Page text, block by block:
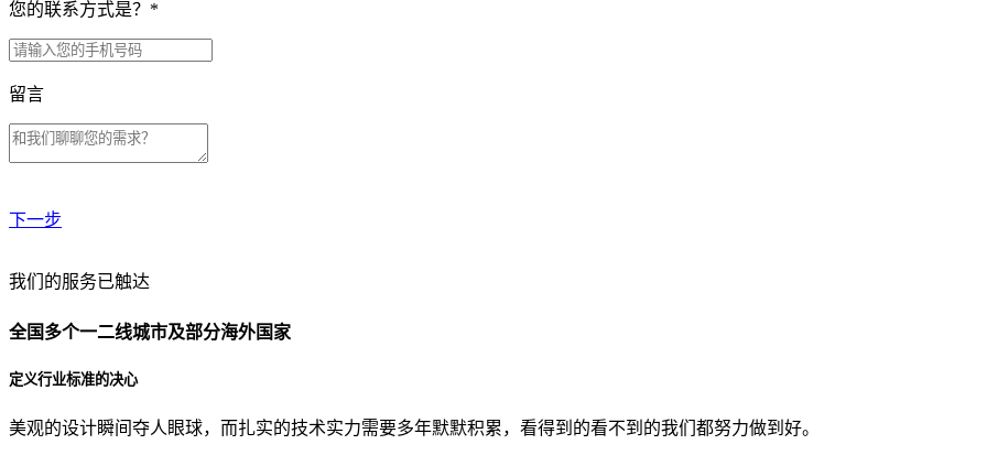
您的联系方式是？ *
留言
下一步
贵公司预算范围是？
贵公司的团队规模是？
我们的服务已触达
全国多个一二线城市及部分海外国家
定义行业标准的决心
美观的设计瞬间夺人眼球，而扎实的技术实力需要多年默默积累，看得到的看不到的我们都努力做到好。